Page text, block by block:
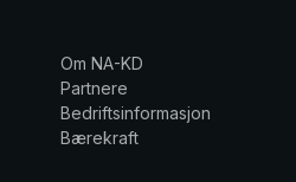
Om NA-KD
Partnere
Bedriftsinformasjon
Bærekraft